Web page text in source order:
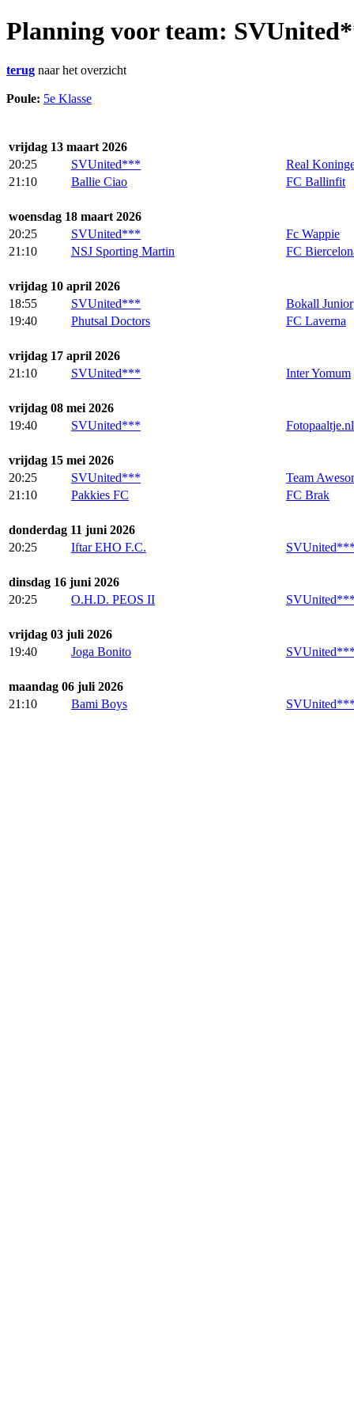
Planning voor team:
terug naar het overzicht
Poule: 5e Klasse
vrijdag 13 maart 2026
20:25
SVUnited***
Real
21:10
Ballie Ciao FC Ballinfit
woensdag 18 maart 2026
20:25
SVUnited***
Fc Wappie
21:10
NSJ Sporting Martin FC
vrijdag 10 april 2026
18:55
SVUnited***
Bokall Junior
19:40
Phutsal Doctors FC Laverna
vrijdag 17 april 2026
21:10
SVUnited*** Inter Yomum
vrijdag 08 mei 2026
19:40
SVUnited*** Fotopaaltje.nl
vrijdag 15 mei 2026
20:25
SVUnited***
Team
21:10
Pakkies FC FC Brak
donderdag 11 juni 2026
20:25
Iftar EHO F.C.
dinsdag 16 juni 2026
20:25
O.H.D. PEOS II
vrijdag 03 juli 2026
19:40
Joga Bonito
maandag 06 juli 2026
21:10
Bami Boys